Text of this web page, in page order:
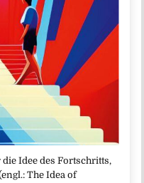
Idee des Fortschritts,
The Idea of